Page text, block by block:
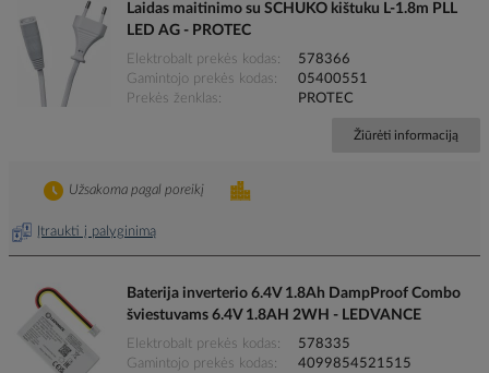
Laidas maitinimo su SCHUKO kištuku L-1.8m PLL
LED AG - PROTEC
Elektrobalt prekės kodas
578366
Gamintojo prekės kodas
05400551
Prekės ženklas
PROTEC
Žiūrėti informaciją
Įtraukti į palyginimą
Užsakoma pagal poreikį
Baterija inverterio 6.4V 1.8Ah DampProof Combo
šviestuvams 6.4V 1.8AH 2WH - LEDVANCE
Elektrobalt prekės kodas
578335
Gamintojo prekės kodas
4099854521515